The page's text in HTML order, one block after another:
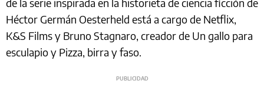
de la serie inspirada en la historieta de ciencia ficción de
Héctor Germán Oesterheld está a cargo de Netflix,
K&S Films y Bruno Stagnaro, creador de Un gallo para
esculapio y Pizza, birra y faso.